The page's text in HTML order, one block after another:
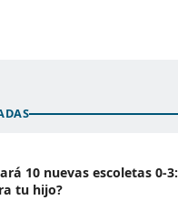
10 nuevas escoletas 0-3:
tu hijo?